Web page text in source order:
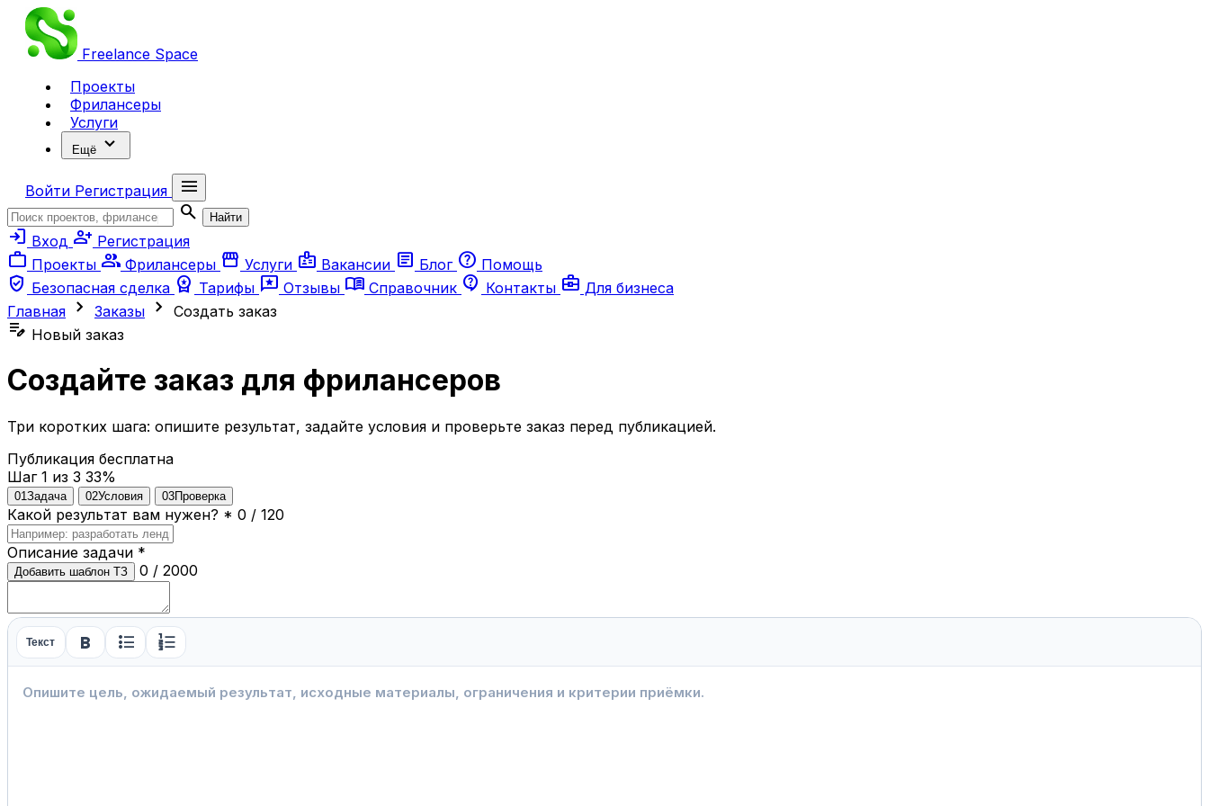
Freelance Space
Проекты
Фрилансеры
Услуги
Ещё expand_more
Войти Регистрация
menu
search
Найти
login Вход person_add Регистрация
work Проекты group Фрилансеры storefront Услуги badge Вакансии article Блог help Помощь
verified_user Безопасная сделка workspace_premium Тарифы reviews Отзывы menu_book Справочник contact_support Контакты business_center Для бизнеса
Главная chevron_right Заказы chevron_right Создать заказ
edit_note Новый заказ
Создайте заказ для фрилансеров
Три коротких шага: опишите результат, задайте условия и проверьте заказ перед публикацией.
Публикация бесплатна
Шаг 1 из 3 33%
01 Задача 02Условия 03Проверка
Какой результат вам нужен? * 0 / 120
Описание задачи *
Добавить шаблон ТЗ 0 / 2000
Текст format_bold format_list_bulleted format_list_numbered